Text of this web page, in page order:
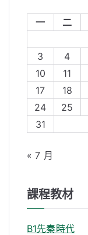
一
二
3
4
10
11
17
18
24
25
31
« 7 月
課程教材
B1先秦時代